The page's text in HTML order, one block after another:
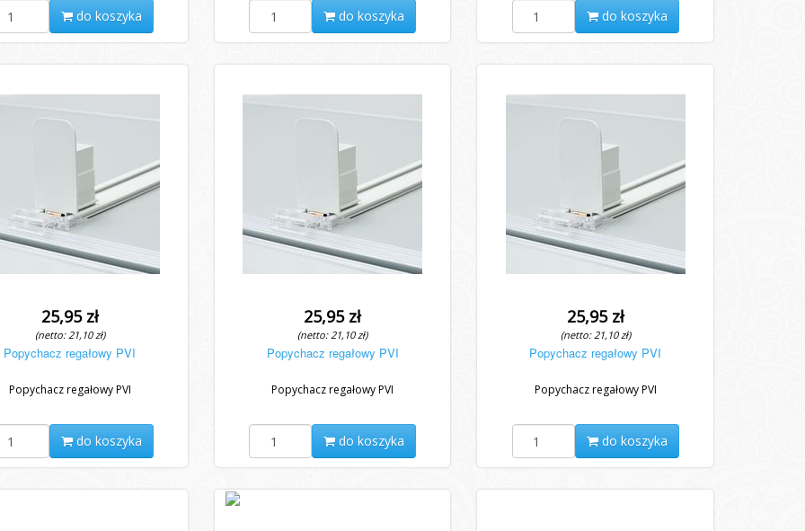
do koszyka do koszyka do koszyka
25,95 zł
(netto: 21,10 zł)
Popychacz regałowy PVI
Popychacz regałowy PVI
do koszyka
25,95 zł
(netto: 21,10 zł)
Popychacz regałowy PVI
Popychacz regałowy PVI
do koszyka
25,95 zł
(netto: 21,10 zł)
Popychacz regałowy PVI
Popychacz regałowy PVI
do koszyka